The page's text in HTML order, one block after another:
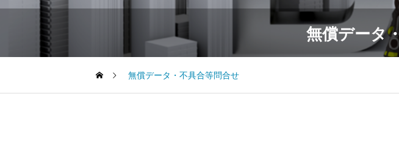
無償データ
無償データ・不具合等問合せ